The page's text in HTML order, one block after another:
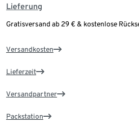
Lieferung
Gratisversand ab 29 € & kostenlose
Versandkosten
Lieferzeit
Versandpartner
Packstation